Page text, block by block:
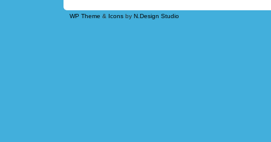
WP Theme & Icons by N.Design Studio